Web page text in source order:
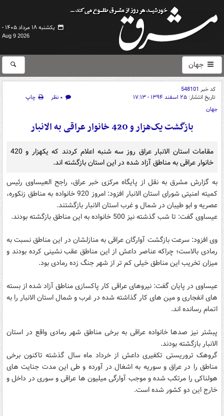
یکشنبه ۱۸ مرداد ۱۴۰۵ -
Aug 9 2026
جهان
کد خبر 548101
تاریخ انتشار: ۲۵ اسفند ۱۳۹۴ - ۱۷:۱۳ ۰ نظر
چاپ
جهان
بازگشت یک‌هزار و 420 خانوار عراقی به الانبار
مقامات استان الانبار عراق روز سه شنبه اعلام کردند که یکهزار و 420
خانوار عراقی به مناطق آزاد شده در این استان بازگشته اند.
به گزارش مشرق به نقل از پایگاه مرکزی خبر عراق، راجح العیساوی رئیس
کمیته امنیتی شورای استان الانبار افزود: امروز 920 خانواده به مناطق زنکوره،
عصریه و ابو طیبان در شمال و غرب استان الانبار بازگشتند.
عیساوی گفت: تا شب گذشته نیز 500 خانواده به این مناطق بازگشته بودند.
وی افزود: سرعت بازگشت آوارگان عراقی به منازلشان در این مناطق نسبت به
رمادی بالاست؛ چراکه عناصر داعش از این مناطق عقب نشینی کرده بودند و
میزان تخریب این مناطق خیلی کم تر از شهر جنگ زده رمادی بود.
عیساوی در پایان گفت: نیروهای عراقی کار پاکسازی مناطق آزاد شده از بسته
های انفجاری و مین های کار گذاشته شده در غرب و شمال استان الانبار را به
اتمام رسانده اند.
پبشتر نیز صدها خانواده عراقی به برخی مناطق شهر رمادی واقع در استان
الانبار بازگشته بودند.
گروهک تروریستی تکفیری داعش از خرداد ماه سال گذشته تاکنون برخی
مناطق را در عراق و سوریه به اشغال در آورده و طی این مدت جنایت های
هولناکی را مرتکب شده و موجب آوارگی میلیون ها عراقی و سوری در داخل و
خارج این دو کشور شده است.